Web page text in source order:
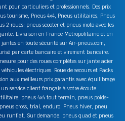
pour particuliers et professionnels. Des prix
tourisme, Pneus 4x4, Pneus utilitaires, Pneus
2 roues: pneus scooter et pneus moto avec les
Livraison en France Métropolitaine et en
jantes en toute sécurité sur Air-pneus.com,
par carte bancaire et virement bancaire.
pour des roues complètes sur jante acier
électriques. Roue de secours et Packs
aux meilleurs prix garantis avec équilibrage
service client français à votre écoute.
pneus 4x4 tout terrain, pneus poids-
cross, trial, enduro. Pneus hiver, pneu
runflat. Sur demande, pneus quad et pneus